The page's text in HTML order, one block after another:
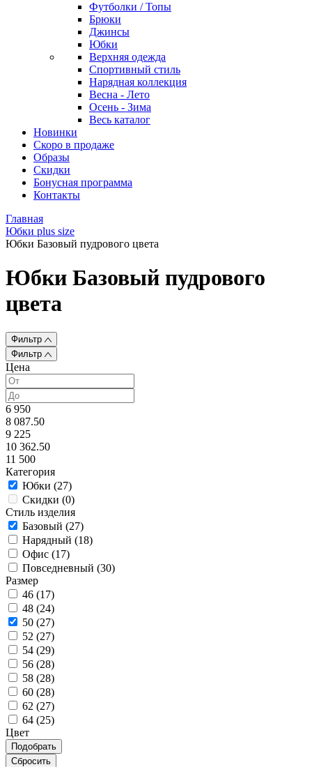
Футболки / Топы
Брюки
Джинсы
Юбки
Верхняя одежда
Спортивный стиль
Нарядная коллекция
Весна - Лето
Осень - Зима
Весь каталог
Новинки
Скоро в продаже
Образы
Скидки
Бонусная программа
Контакты
Главная
Юбки plus size
Юбки Базовый пудрового цвета
Юбки Базовый пудрового
цвета
Фильтр
Фильтр
Цена
6 950
8 087.50
9 225
10 362.50
11 500
Категория
Юбки (27)
Скидки (0)
Стиль изделия
Базовый (27)
Нарядный (18)
Офис (17)
Повседневный (30)
Размер
46 (17)
48 (24)
50 (27)
52 (27)
54 (29)
56 (28)
58 (28)
60 (28)
62 (27)
64 (25)
Цвет